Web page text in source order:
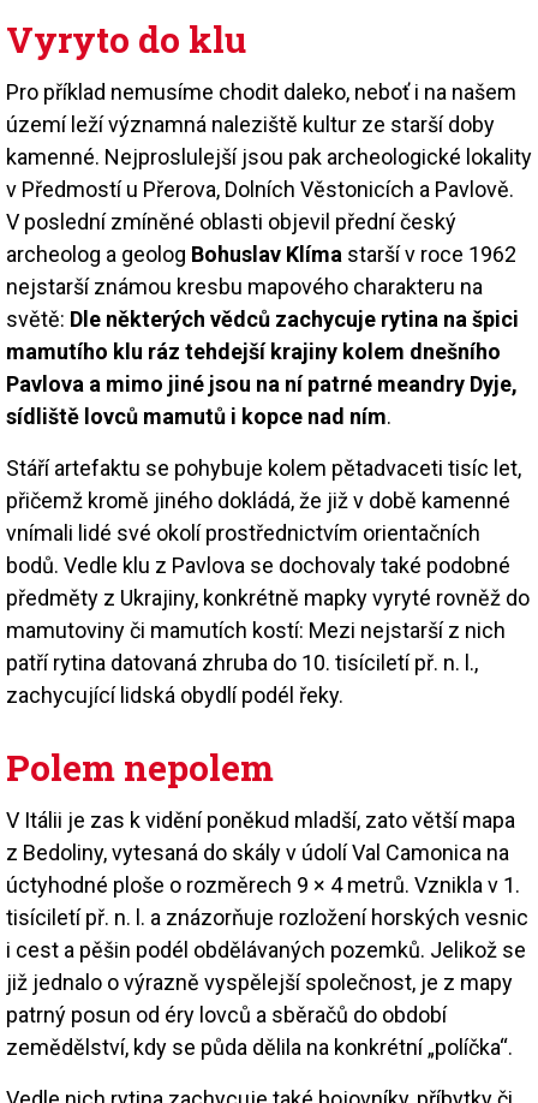
Vyryto do klu
Pro příklad nemusíme chodit daleko, neboť i na našem
území leží významná naleziště kultur ze starší doby
kamenné. Nejproslulejší jsou pak archeologické lokality
v Předmostí u Přerova, Dolních Věstonicích a Pavlově.
V poslední zmíněné oblasti objevil přední český
archeolog a geolog Bohuslav Klíma starší v roce 1962
nejstarší známou kresbu mapového charakteru na
světě: Dle některých vědců zachycuje rytina na špici
mamutího klu ráz tehdejší krajiny kolem dnešního
Pavlova a mimo jiné jsou na ní patrné meandry Dyje,
sídliště lovců mamutů i kopce nad ním.
Stáří artefaktu se pohybuje kolem pětadvaceti tisíc let,
přičemž kromě jiného dokládá, že již v době kamenné
vnímali lidé své okolí prostřednictvím orientačních
bodů. Vedle klu z Pavlova se dochovaly také podobné
předměty z Ukrajiny, konkrétně mapky vyryté rovněž do
mamutoviny či mamutích kostí: Mezi nejstarší z nich
patří rytina datovaná zhruba do 10. tisíciletí př. n. l.,
zachycující lidská obydlí podél řeky.
Polem nepolem
V Itálii je zas k vidění poněkud mladší, zato větší mapa
z Bedoliny, vytesaná do skály v údolí Val Camonica na
úctyhodné ploše o rozměrech 9 × 4 metrů. Vznikla v 1.
tisíciletí př. n. l. a znázorňuje rozložení horských vesnic
i cest a pěšin podél obdělávaných pozemků. Jelikož se
již jednalo o výrazně vyspělejší společnost, je z mapy
patrný posun od éry lovců a sběračů do období
zemědělství, kdy se půda dělila na konkrétní „políčka“.